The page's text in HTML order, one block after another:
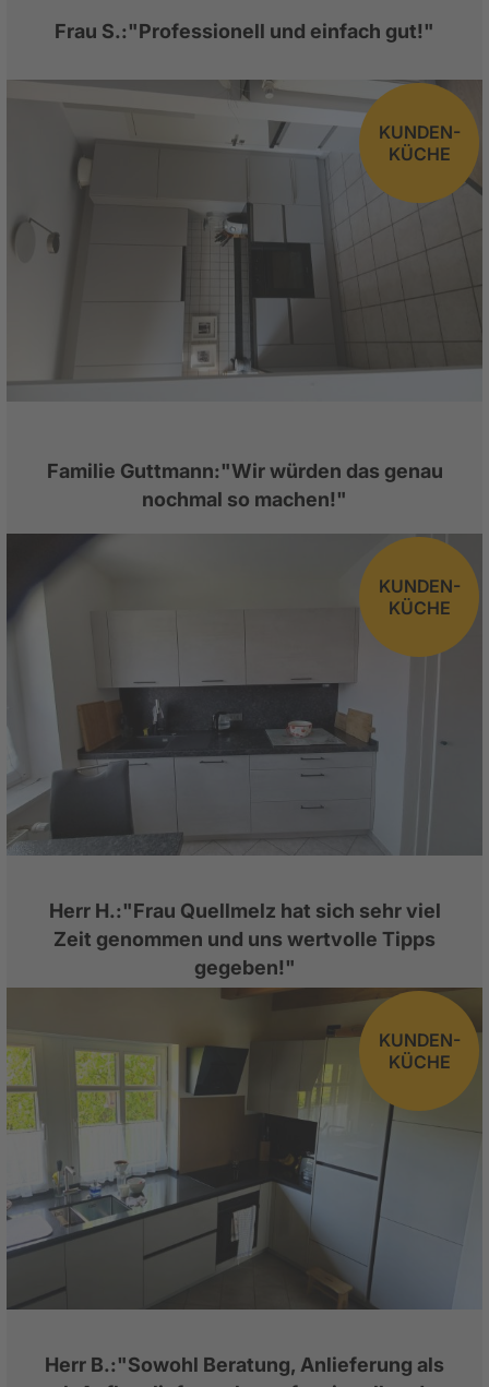
Frau S.:"Professionell und einfach gut!"
KUNDEN-
KÜCHE
Familie Guttmann:"Wir würden das genau
nochmal so machen!"
KUNDEN-
KÜCHE
Herr H.:"Frau Quellmelz hat sich sehr viel
Zeit genommen und uns wertvolle Tipps
gegeben!"
KUNDEN-
KÜCHE
Herr B.:"Sowohl Beratung, Anlieferung als